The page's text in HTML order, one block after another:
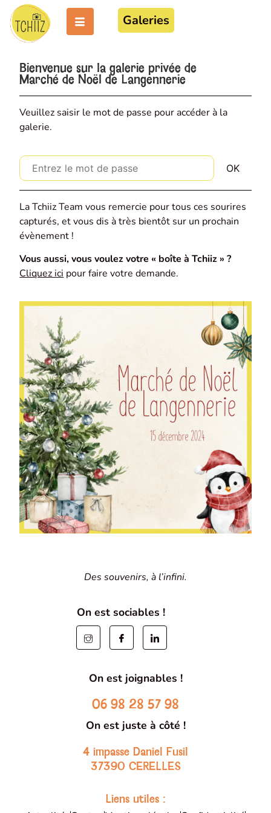
Galeries
Bienvenue sur la galerie privée de
Marché de Noël de Langennerie
Veuillez saisir le mot de passe pour accéder à la
galerie.
La Tchiiz Team vous remercie pour tous ces sourires
capturés, et vous dis à très bientôt sur un prochain
évènement !
Vous aussi, vous voulez votre « boîte à Tchiiz » ?
Cliquez ici pour faire votre demande.
Des souvenirs, à l’infini.
On est sociables !
On est joignables !
06 98 28 57 98
On est juste à côté !
4 impasse Daniel Fusil
37390 CERELLES
Liens utiles :